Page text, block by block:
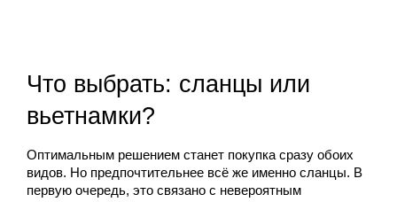
Что выбрать: сланцы или
вьетнамки?
Оптимальным решением станет покупка сразу обоих
видов. Но предпочтительнее всё же именно сланцы. В
первую очередь, это связано с невероятным